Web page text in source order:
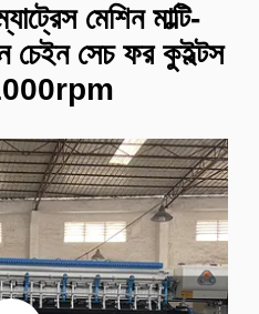
মেশিন মাল্টি-
চেইন সেচ ফর কুইল্টস